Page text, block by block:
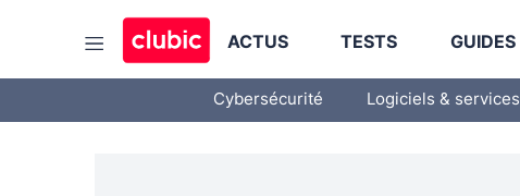
ACTUS TESTS GUIDES
Cybersécurité Logiciels & services